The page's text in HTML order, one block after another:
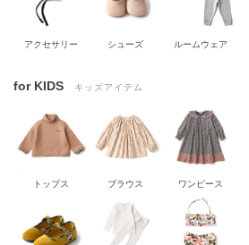
アクセサリー シューズ ルームウェア
for KIDS キッズアイテム
トップス ブラウス ワンピース